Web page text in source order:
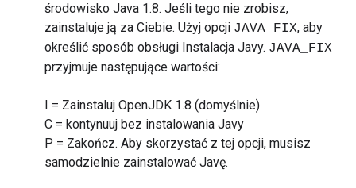
środowisko Java 1.8. Jeśli tego nie zrobisz,
zainstaluje ją za Ciebie. Użyj opcji JAVA_FIX, aby
określić sposób obsługi Instalacja Javy. JAVA_FIX
przyjmuje następujące wartości:
I = Zainstaluj OpenJDK 1.8 (domyślnie)
C = kontynuuj bez instalowania Javy
P = Zakończ. Aby skorzystać z tej opcji, musisz
samodzielnie zainstalować Javę.